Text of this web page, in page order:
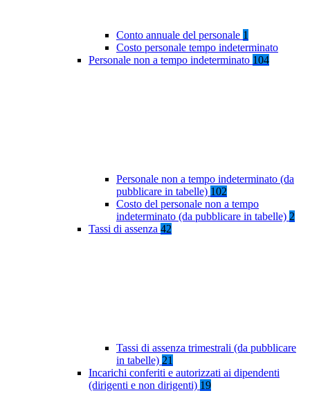
Conto annuale del personale 1
Costo personale tempo indeterminato
Personale non a tempo indeterminato 104
Personale non a tempo indeterminato (da
pubblicare in tabelle) 102
Costo del personale non a tempo
indeterminato (da pubblicare in tabelle) 2
Tassi di assenza 42
Tassi di assenza trimestrali (da pubblicare
in tabelle) 21
Incarichi conferiti e autorizzati ai dipendenti
(dirigenti e non dirigenti) 19